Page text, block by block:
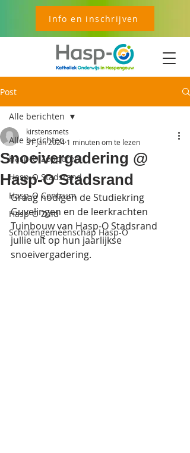
Info en inschrijven
Post
Alle berichten
Hasp-O Zepperen
Hasp-O Stadsrand
Hasp-O Centrum
Hasp-O Zuid
Scholengemeenschap Hasp-O
Alle berichten
Snoeivergadering @
Hasp-O Stadsrand
kirstensmets
31 jan 2024 1 minuten om te lezen
Graag nodigen de Studiekring
Guvelingen en de leerkrachten
Tuinbouw van Hasp-O Stadsrand
jullie uit op hun jaarlijkse
snoeivergadering.